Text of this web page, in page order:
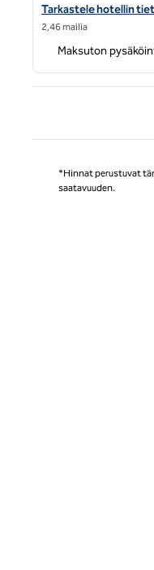
Näytä Hilton Grand
Tarkastele hotellin
2,46 mailia
Maksuton
*Hinnat perustuvat
saatavuuden.